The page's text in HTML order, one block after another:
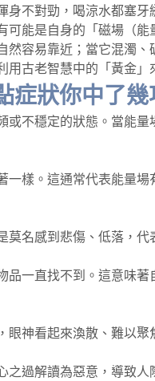
不對勁，喝涼水都塞
能是自身的「磁場（能
容易靠近；當它混濁
古老智慧中的「黃金」
症狀你中了幾
不穩定的狀態。當能
樣。這通常代表能量
名感到悲傷、低落，
一直找不到。這意味
神看起來渙散、難以聚
過解讀為惡意，導致人